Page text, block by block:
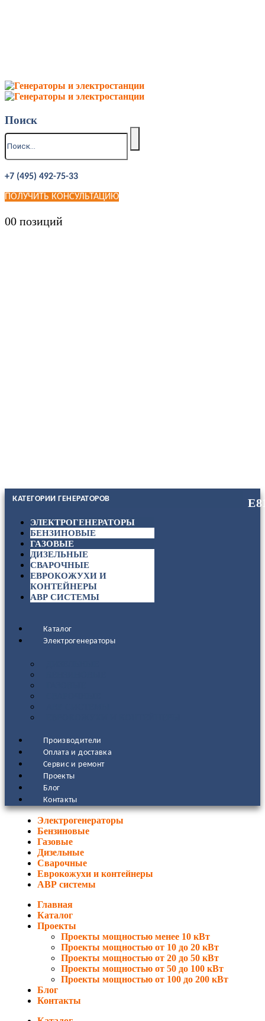
Поиск
+7 (495) 492-75-33
ПОЛУЧИТЬ КОНСУЛЬТАЦИЮ
00 позиций
КАТЕГОРИИ ГЕНЕРАТОРОВ
ЭЛЕКТРОГЕНЕРАТОРЫ
БЕНЗИНОВЫЕ
ГАЗОВЫЕ
ДИЗЕЛЬНЫЕ
СВАРОЧНЫЕ
ЕВРОКОЖУХИ И
КОНТЕЙНЕРЫ
АВР СИСТЕМЫ
Каталог
Электрогенераторы
Производители
Оплата и доставка
Сервис и ремонт
Проекты
Блог
Контакты
Электрогенераторы
Бензиновые
Газовые
Дизельные
Сварочные
Еврокожухи и контейнеры
АВР системы
Главная
Каталог
Проекты
Проекты мощностью менее 10 кВт
Проекты мощностью от 10 до 20 кВт
Проекты мощностью от 20 до 50 кВт
Проекты мощностью от 50 до 100 кВт
Проекты мощностью от 100 до 200 кВт
Блог
Контакты